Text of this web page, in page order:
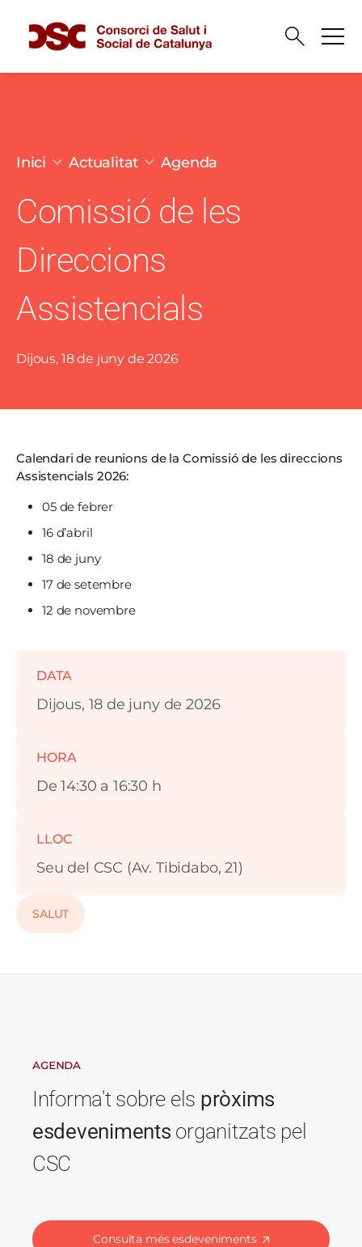
Fil d'ariadna
Inici Actualitat Agenda
Comissió de les
Direccions
Assistencials
Dijous, 18 de juny de 2026
Calendari de reunions de la Comissió de les direccions
Assistencials 2026:
05 de febrer
16 d’abril
18 de juny
17 de setembre
12 de novembre
DATA
Dijous, 18 de juny de 2026
HORA
De 14:30 a 16:30 h
LLOC
Seu del CSC (Av. Tibidabo, 21)
SALUT
AGENDA
Informa't sobre els pròxims
esdeveniments organitzats pel
CSC
Consulta més esdeveniments